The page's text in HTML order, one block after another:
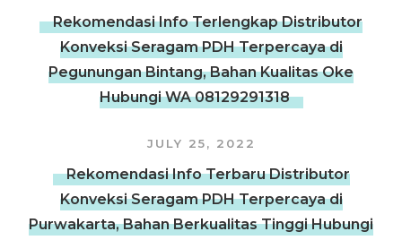
Rekomendasi Info Terlengkap Distributor
Konveksi Seragam PDH Terpercaya di
Pegunungan Bintang, Bahan Kualitas Oke
Hubungi WA 08129291318
JULY 25, 2022
Rekomendasi Info Terbaru Distributor
Konveksi Seragam PDH Terpercaya di
Purwakarta, Bahan Berkualitas Tinggi Hubungi